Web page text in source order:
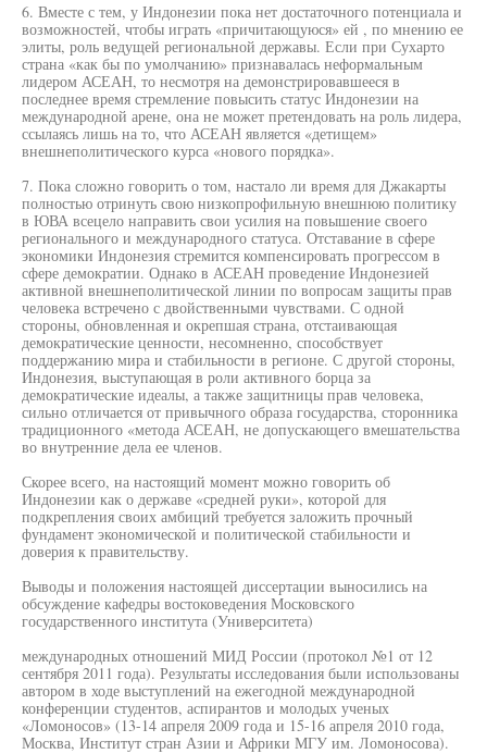
6. Вместе с тем, у Индонезии пока нет достаточного потенциала и
возможностей, чтобы играть «причитающуюся» ей , по мнению ее
элиты, роль ведущей региональной державы. Если при Сухарто
страна «как бы по умолчанию» признавалась неформальным
лидером АСЕАН, то несмотря на демонстрировавшееся в
последнее время стремление повысить статус Индонезии на
международной арене, она не может претендовать на роль лидера,
ссылаясь лишь на то, что АСЕАН является «детищем»
внешнеполитического курса «нового порядка».
7. Пока сложно говорить о том, настало ли время для Джакарты
полностью отринуть свою низкопрофильную внешнюю политику
в ЮВА всецело направить свои усилия на повышение своего
регионального и международного статуса. Отставание в сфере
экономики Индонезия стремится компенсировать прогрессом в
сфере демократии. Однако в АСЕАН проведение Индонезией
активной внешнеполитической линии по вопросам защиты прав
человека встречено с двойственными чувствами. С одной
стороны, обновленная и окрепшая страна, отстаивающая
демократические ценности, несомненно, способствует
поддержанию мира и стабильности в регионе. С другой стороны,
Индонезия, выступающая в роли активного борца за
демократические идеалы, а также защитницы прав человека,
сильно отличается от привычного образа государства, сторонника
традиционного «метода АСЕАН, не допускающего вмешательства
во внутренние дела ее членов.
Скорее всего, на настоящий момент можно говорить об
Индонезии как о державе «средней руки», которой для
подкрепления своих амбиций требуется заложить прочный
фундамент экономической и политической стабильности и
доверия к правительству.
Выводы и положения настоящей диссертации выносились на
обсуждение кафедры востоковедения Московского
государственного института (Университета)
международных отношений МИД России (протокол №1 от 12
сентября 2011 года). Результаты исследования были использованы
автором в ходе выступлений на ежегодной международной
конференции студентов, аспирантов и молодых ученых
«Ломоносов» (13-14 апреля 2009 года и 15-16 апреля 2010 года,
Москва, Институт стран Азии и Африки МГУ им. Ломоносова).